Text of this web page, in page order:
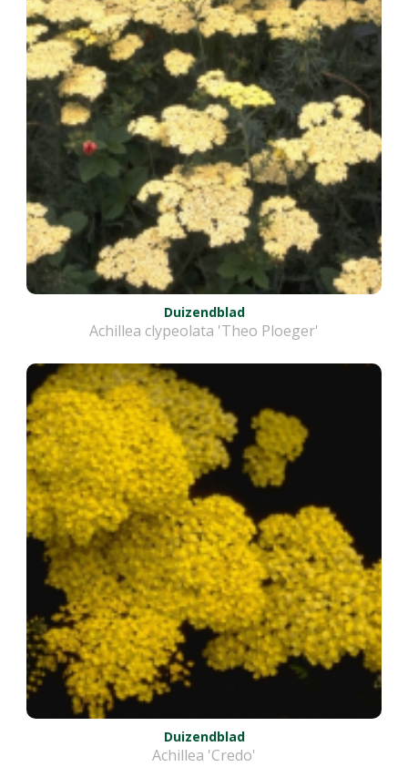
Duizendblad
Achillea clypeolata 'Theo Ploeger'
Duizendblad
Achillea 'Credo'